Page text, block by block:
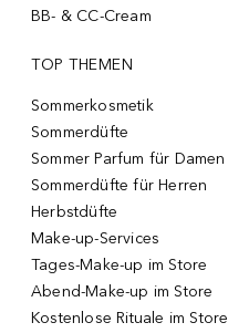
BB- & CC-Cream
TOP THEMEN
Sommerkosmetik
Sommerdüfte
Sommer Parfum für Damen
Sommerdüfte für Herren
Herbstdüfte
Make-up-Services
Tages-Make-up im Store
Abend-Make-up im Store
Kostenlose Rituale im Store